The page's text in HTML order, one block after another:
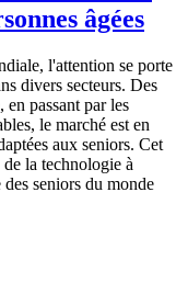
âgées
l'attention se porte
divers secteurs. Des
en passant par les
le marché est en
aux seniors. Cet
la technologie à
seniors du monde